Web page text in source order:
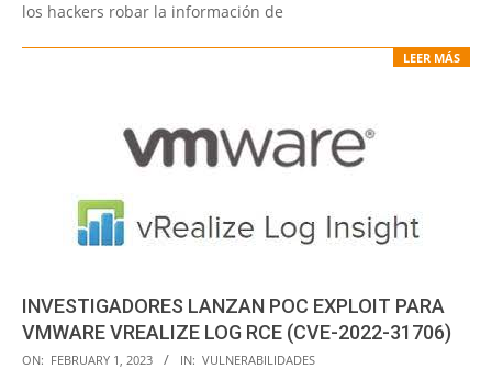
los hackers robar la información de
LEER MÁS
INVESTIGADORES LANZAN POC EXPLOIT PARA
VMWARE VREALIZE LOG RCE (CVE-2022-31706)
2023-
ON: FEBRUARY 1, 2023 IN: VULNERABILIDADES